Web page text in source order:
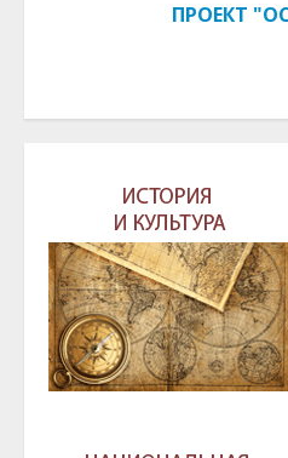
ПРОЕКТ